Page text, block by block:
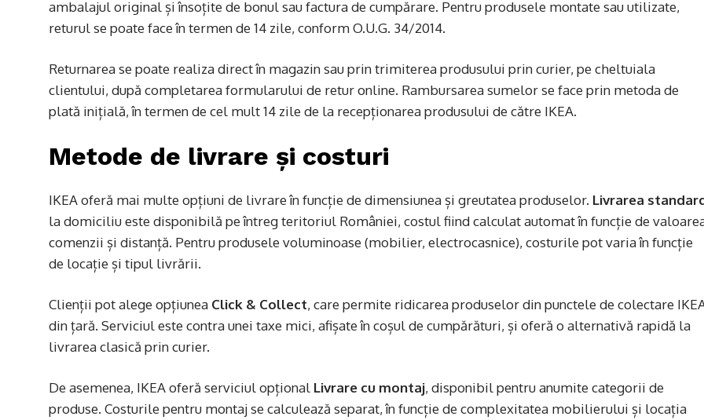
ambalajul original și însoțite de bonul sau factura de cumpărare. Pentru produsele montate sau utilizate,
returul se poate face în termen de 14 zile, conform O.U.G. 34/2014.
Returnarea se poate realiza direct în magazin sau prin trimiterea produsului prin curier, pe cheltuiala
clientului, după completarea formularului de retur online. Rambursarea sumelor se face prin metoda de
plată inițială, în termen de cel mult 14 zile de la recepționarea produsului de către IKEA.
Metode de livrare și costuri
IKEA oferă mai multe opțiuni de livrare în funcție de dimensiunea și greutatea produselor. Livrarea
la domiciliu este disponibilă pe întreg teritoriul României, costul fiind calculat automat în funcție de
comenzii și distanță. Pentru produsele voluminoase (mobilier, electrocasnice), costurile pot varia în funcție
de locație și tipul livrării.
Clienții pot alege opțiunea Click & Collect, care permite ridicarea produselor din punctele de colectare
din țară. Serviciul este contra unei taxe mici, afișate în coșul de cumpărături, și oferă o alternativă rapidă la
livrarea clasică prin curier.
De asemenea, IKEA oferă serviciul opțional Livrare cu montaj, disponibil pentru anumite categorii de
produse. Costurile pentru montaj se calculează separat, în funcție de complexitatea mobilierului și locația